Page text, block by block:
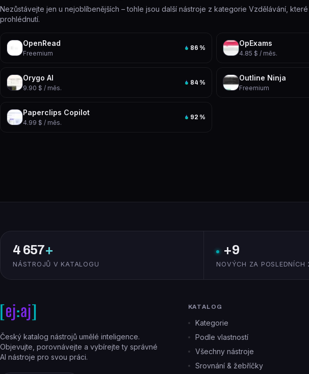
Nezůstávejte jen u nejoblíbenějších – tohle jsou další nástroje z kategorie Vzdělávání, které
prohlédnutí.
OpenRead
Freemium
86 %
OpExams
4.85 $ / měs.
Orygo AI
9.90 $ / měs.
84 %
Outline Ninja
Freemium
Paperclips Copilot
4.99 $ / měs.
92 %
4 657+
NÁSTROJŮ V KATALOGU
+9
NOVÝCH ZA POSLEDNÍCH
Český katalog nástrojů umělé inteligence.
Objevujte, porovnávejte a vybírejte ty správné
AI nástroje pro svou práci.
KATALOG
Kategorie
Podle vlastností
Všechny nástroje
Srovnání & žebříčky